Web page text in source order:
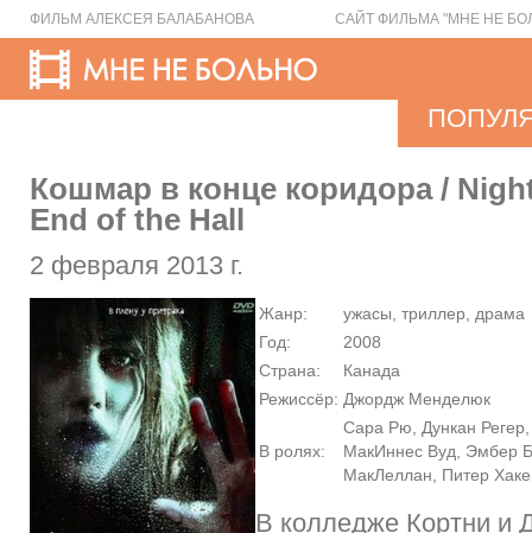
ФИЛЬМ АЛЕКСЕЯ БАЛАБАНОВА САЙТ ФИЛЬМА "МНЕ НЕ
Кошмар в конце коридора /
End of the Hall
2 февраля 2013 г.
Жанр:
ужасы, триллер, драма
Год:
2008
Страна:
Канада
Режиссёр: Джордж Менделюк
В ролях:
Сара Рю, Дункан
МакИннес Вуд, Эмбер
МакЛеллан, Питер
В колледже Кортни и